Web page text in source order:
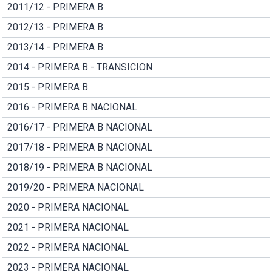
2011/12 - PRIMERA B
2012/13 - PRIMERA B
2013/14 - PRIMERA B
2014 - PRIMERA B - TRANSICION
2015 - PRIMERA B
2016 - PRIMERA B NACIONAL
2016/17 - PRIMERA B NACIONAL
2017/18 - PRIMERA B NACIONAL
2018/19 - PRIMERA B NACIONAL
2019/20 - PRIMERA NACIONAL
2020 - PRIMERA NACIONAL
2021 - PRIMERA NACIONAL
2022 - PRIMERA NACIONAL
2023 - PRIMERA NACIONAL